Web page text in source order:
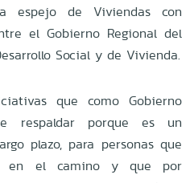
espejo de Viviendas con
el Gobierno Regional del
Social y de Vivienda.
que como Gobierno
respaldar porque es un
plazo, para personas que
en el camino y que por